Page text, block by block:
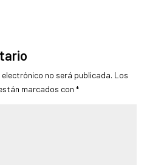
no será publicada. Los
marcados con *